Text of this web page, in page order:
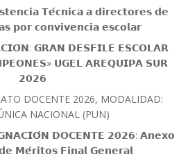
𝗧𝗲́𝗰𝗻𝗶𝗰𝗮 𝗮 𝗱𝗶𝗿𝗲𝗰𝘁𝗼𝗿𝗲𝘀 𝗱𝗲
𝗽𝗼𝗿 𝗰𝗼𝗻𝘃𝗶𝘃𝗲𝗻𝗰𝗶𝗮 𝗲𝘀𝗰𝗼𝗹𝗮𝗿
𝗚𝗥𝗔𝗡 𝗗𝗘𝗦𝗙𝗜𝗟𝗘 𝗘𝗦𝗖𝗢𝗟𝗔𝗥
𝗨𝗚𝗘𝗟 𝗔𝗥𝗘𝗤𝗨𝗜𝗣𝗔 𝗦𝗨𝗥
𝟮𝟬𝟮𝟲
DOCENTE 2026, MODALIDAD:
NACIONAL (PUN)
𝗗𝗢𝗖𝗘𝗡𝗧𝗘 𝟮𝟬𝟮𝟲: 𝗔𝗻𝗲𝘅𝗼
𝗠𝗲́𝗿𝗶𝘁𝗼𝘀 𝗙𝗶𝗻𝗮𝗹 𝗚𝗲𝗻𝗲𝗿𝗮𝗹